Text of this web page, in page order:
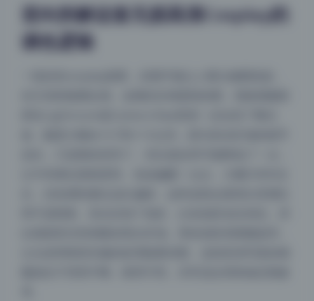
逆向拆解这套无损高清Cosplay的
调色逻辑